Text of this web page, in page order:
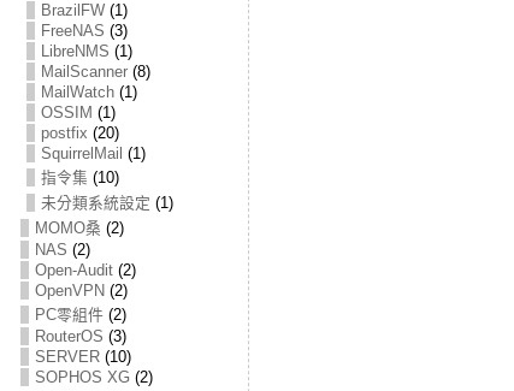
BrazilFW(1)
FreeNAS (3)
LibreNMS (1)
MailScanner(8)
MailWatch(1)
OSSIM (1)
postfix (20)
SquirrelMail (1)
指令集 (10)
未分類系統設定 (1)
MOMO桑 (2)
NAS (2)
Open-Audit(2)
OpenVPN (2)
PC零組件(2)
RouterOS (3)
SERVER(10)
SOPHOS XG (2)